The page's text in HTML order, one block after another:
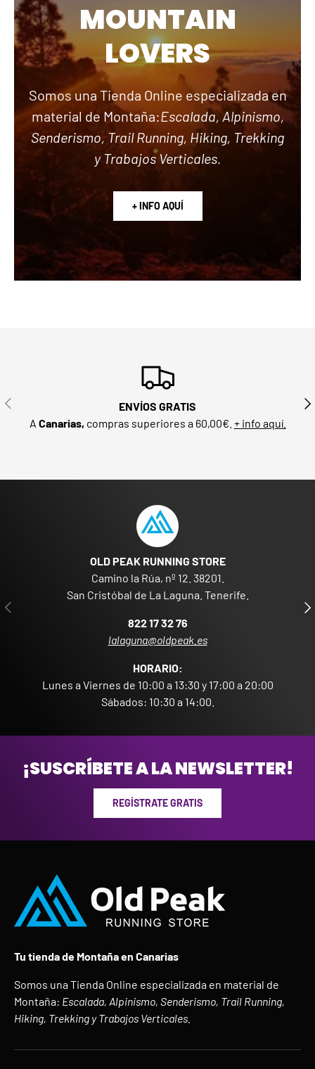
MOUNTAIN
LOVERS
Somos una Tienda Online especializada en
material de Montaña:Escalada, Alpinismo,
Senderismo, Trail Running, Hiking, Trekking
y Trabajos Verticales.
+ INFO AQUÍ
ANTERIOR
ENVÍOS GRATIS
A Canarias, compras superiores a 60,00€. + info aquí.
ANTERIOR
OLD PEAK RUNNING STORE
Camino la Rúa, nº 12. 38201.
San Cristóbal de La Laguna. Tenerife.
822 17 32 76
lalaguna@oldpeak.es
HORARIO:
Lunes a Viernes de 10:00 a 13:30 y 17:00 a 20:00
Sábados: 10:30 a 14:00.
¡SUSCRÍBETE A LA NEWSLETTER!
REGÍSTRATE GRATIS
Tu tienda de Montaña en Canarias
Somos una Tienda Online especializada en material de
Montaña: Escalada, Alpinismo, Senderismo, Trail Running,
Hiking, Trekking y Trabajos Verticales.